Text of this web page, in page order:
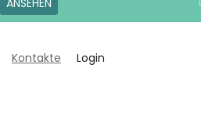
ANSEHEN
Kontakte Login